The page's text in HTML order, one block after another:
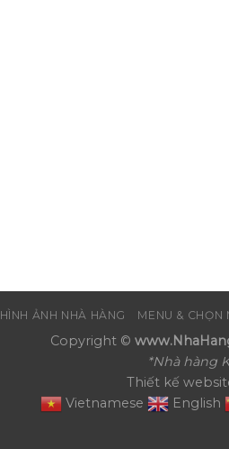
HÌNH ẢNH NHÀ HÀNG MENU & CHỌN
Copyright ©
*Nhà hàng
Thiết kế
Vietnamese
English